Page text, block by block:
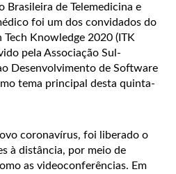
Brasileira de Telemedicina e
foi um dos convidados do
Knowledge 2020 (ITK
pela Associação Sul-
Desenvolvimento de Software
tema principal desta quinta-
coronavírus, foi liberado o
à distância, por meio de
as videoconferências. Em